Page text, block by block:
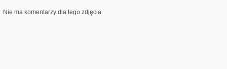
Nie ma komentarzy dla tego zdjęcia